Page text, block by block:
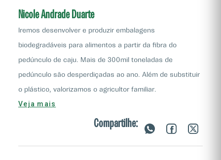
Nicole Andrade Duarte
Iremos desenvolver e produzir embalagens
biodegradáveis para alimentos a partir da fibra do
pedúnculo de caju. Mais de 300mil toneladas de
pedúnculo são desperdiçadas ao ano. Além de substituir
o plástico, valorizamos o agricultor familiar.
Supermercados e produtores de orgânicos/cogumelos
demonstraram interesse em adotar o produto. As
embalagens serão utilizadas em itens como frios,
Veja mais
Compartilhe: